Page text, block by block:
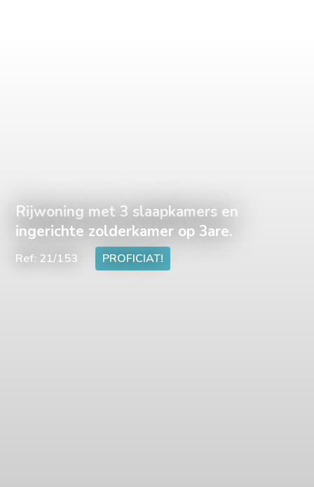
Rijwoning met 3 slaapkamers en
ingerichte zolderkamer op 3are.
Ref: 21/153 PROFICIAT!